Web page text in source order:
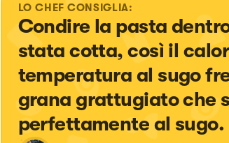
LO CHEF CONSIGLIA:
Condire la pasta
stata cotta, così il
temperatura al sugo
grana grattugiato che
perfettamente al sugo.